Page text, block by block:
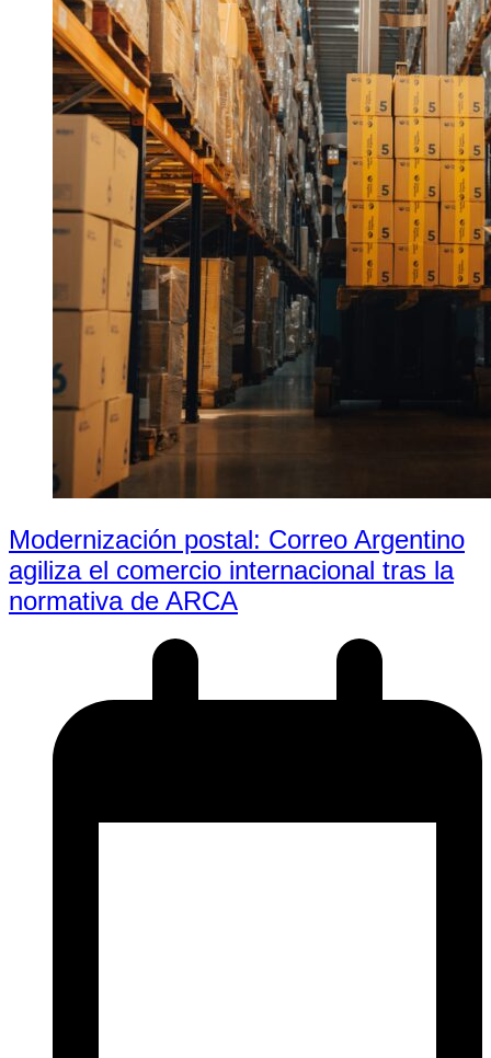
Modernización postal: Correo Argentino
agiliza el comercio internacional tras la
normativa de ARCA